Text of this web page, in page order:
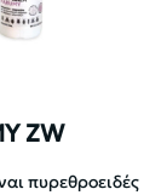
ZW
πυρεθροειδές